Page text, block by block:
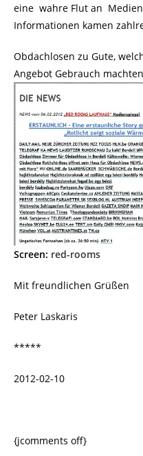
eine wahre Flut an
Informationen kamen
Obdachlosen zu Gute,
Angebot Gebrauch
Screen: red-rooms
Mit freundlichen Grüßen
Peter Laskaris
*****
2012-02-10
{jcomments off}